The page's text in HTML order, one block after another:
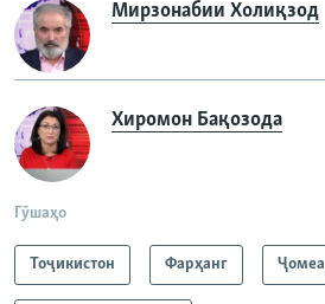
Мирзонабии Холиқзод
Хиромон Бақозода
Гӯшаҳо
Тоҷикистон Фарҳанг Ҷомeа